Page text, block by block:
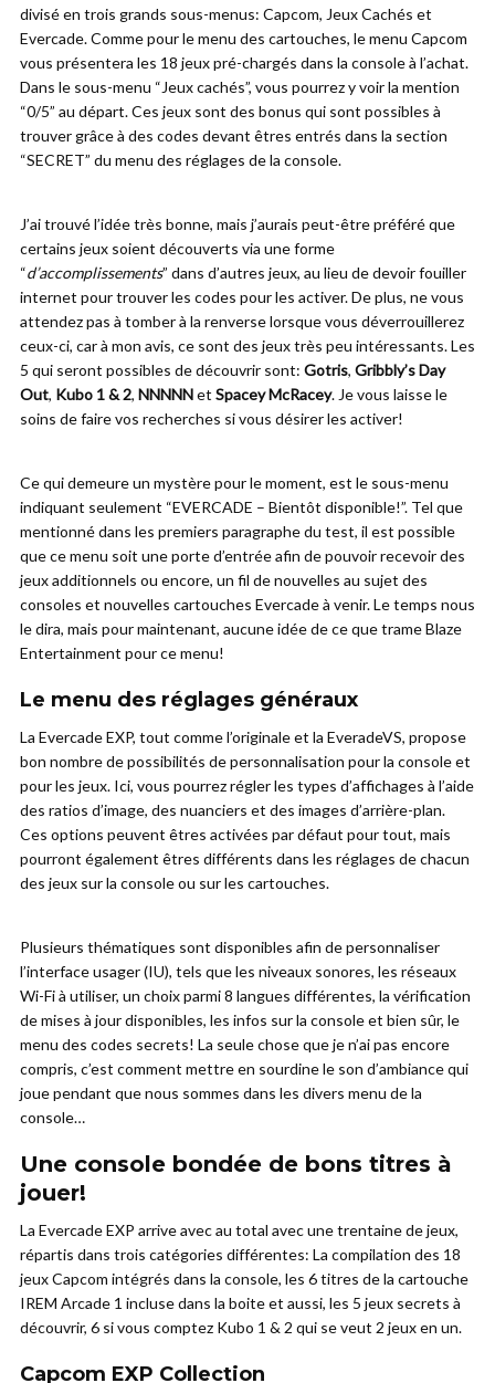
divisé en trois grands sous-menus: Capcom, Jeux Cachés et
Evercade. Comme pour le menu des cartouches, le menu Capcom
vous présentera les 18 jeux pré-chargés dans la console à l’achat.
Dans le sous-menu “Jeux cachés”, vous pourrez y voir la mention
“0/5” au départ. Ces jeux sont des bonus qui sont possibles à
trouver grâce à des codes devant êtres entrés dans la section
“SECRET” du menu des réglages de la console.
J’ai trouvé l’idée très bonne, mais j’aurais peut-être préféré que
certains jeux soient découverts via une forme
“d’accomplissements” dans d’autres jeux, au lieu de devoir fouiller
internet pour trouver les codes pour les activer. De plus, ne vous
attendez pas à tomber à la renverse lorsque vous déverrouillerez
ceux-ci, car à mon avis, ce sont des jeux très peu intéressants. Les
5 qui seront possibles de découvrir sont: Gotris, Gribbly’s Day
Out, Kubo 1 & 2, NNNNNet Spacey McRacey. Je vous laisse le
soins de faire vos recherches si vous désirer les activer!
Ce qui demeure un mystère pour le moment, est le sous-menu
indiquant seulement “EVERCADE – Bientôt disponible!”. Tel que
mentionné dans les premiers paragraphe du test, il est possible
que ce menu soit une porte d’entrée afin de pouvoir recevoir des
jeux additionnels ou encore, un fil de nouvelles au sujet des
consoles et nouvelles cartouches Evercade à venir. Le temps nous
le dira, mais pour maintenant, aucune idée de ce que trame Blaze
Entertainment pour ce menu!
Le menu des réglages généraux
La Evercade EXP, tout comme l’originale et la EveradeVS, propose
bon nombre de possibilités de personnalisation pour la console et
pour les jeux. Ici, vous pourrez régler les types d’affichages à l’aide
des ratios d’image, des nuanciers et des images d’arrière-plan.
Ces options peuvent êtres activées par défaut pour tout, mais
pourront également êtres différents dans les réglages de chacun
des jeux sur la console ou sur les cartouches.
Plusieurs thématiques sont disponibles afin de personnaliser
l’interface usager (IU), tels que les niveaux sonores, les réseaux
Wi-Fi à utiliser, un choix parmi 8 langues différentes, la vérification
de mises à jour disponibles, les infos sur la console et bien sûr, le
menu des codes secrets! La seule chose que je n’ai pas encore
compris, c’est comment mettre en sourdine le son d’ambiance qui
joue pendant que nous sommes dans les divers menu de la
console…
Une console bondée de bons titres à
jouer!
La Evercade EXP arrive avec au total avec une trentaine de jeux,
répartis dans trois catégories différentes: La compilation des 18
jeux Capcom intégrés dans la console, les 6 titres de la cartouche
IREM Arcade 1 incluse dans la boite et aussi, les 5 jeux secrets à
découvrir, 6 si vous comptez Kubo 1 & 2 qui se veut 2 jeux en un.
Capcom EXP Collection